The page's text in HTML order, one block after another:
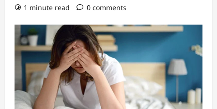
1 minute read
0 comments